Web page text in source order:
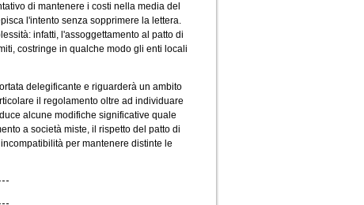
di mantenere i costi nella media del
l'intento senza sopprimere la lettera.
infatti, l'assoggettamento al patto di
costringe in qualche modo gli enti locali
delegificante e riguarderà un ambito
il regolamento oltre ad individuare
alcune modifiche significative quale
a società miste, il rispetto del patto di
per mantenere distinte le